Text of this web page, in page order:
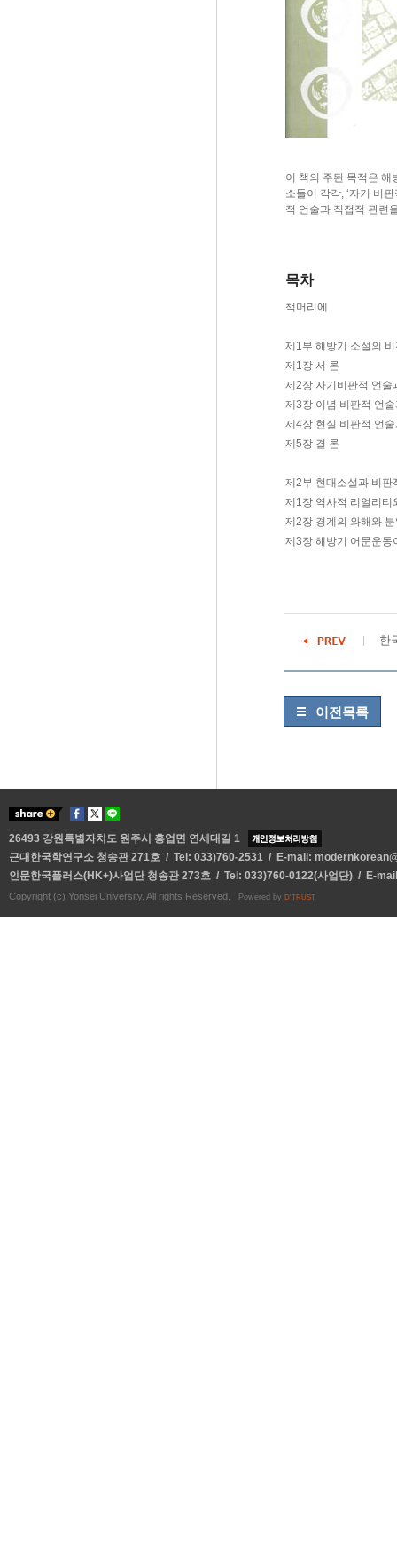
이 책의 주된 목적은 해
소들이 각각, ‘자기 비
적 언술과 직접적 관련
목차
책머리에
제1부 해방기 소설의
제1장 서 론
제2장 자기비판적 언술
제3장 이념 비판적 언
제4장 현실 비판적 언
제5장 결 론
제2부 현대소설과 비
제1장 역사적 리얼리
제2장 경계의 와해와
제3장 해방기 어문운동
한
이전목록
26493 강원특별자치도 원주시 흥업면 연세대길 1
근대한국학연구소 청송관 271호 / Tel: 033)760-2531 / E-mail:
인문한국플러스(HK+)사업단 청송관 273호 / Tel: 033)760-0122(사업단) / E-
Copyright (c) Yonsei University. All rights Reserved. Powered by D'TRUST